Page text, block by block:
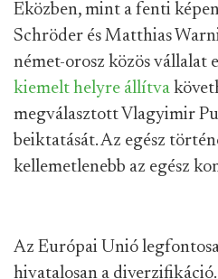
Eközben, mint a fenti
Schröder és Matthias
német-orosz közös vállalat
kiemelt helyre állítva
megválasztott Vlagyimir
beiktatását. Az egész
kellemetlenebb az egész
Az Európai Unió
hivatalosan a